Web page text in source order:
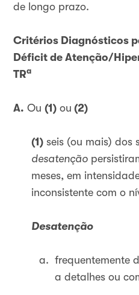
de longo prazo.
Critérios Diagnósticos
Déficit de Atenção/
TRa
A. Ou (1) ou (2)
(1) seis (ou mais) dos
desatenção
meses, em
inconsistente com o
Desatenção
frequentemente
a detalhes ou